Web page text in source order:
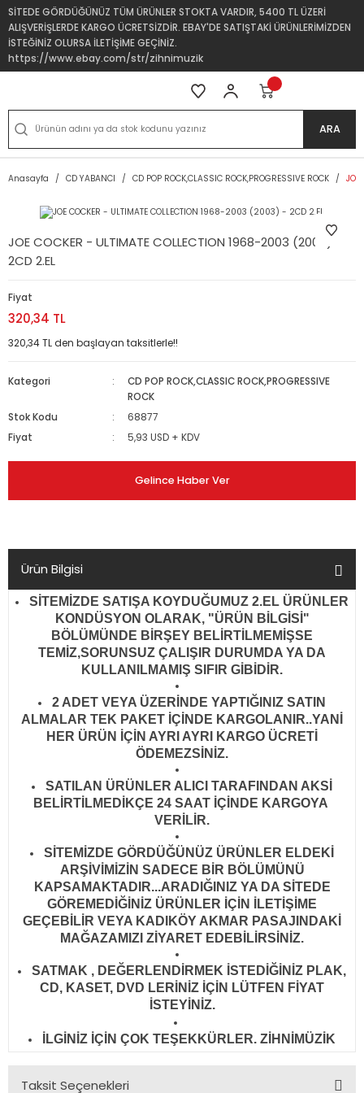
SİTEDE GÖRDÜĞÜNÜZ TÜM ÜRÜNLER STOKTA VARDIR, 5400 TL ÜZERİ
ALIŞVERİŞLERDE KARGO ÜCRETSİZDİR. EBAY'DE SATIŞTAKİ ÜRÜNLERİMİZDEN
İSTEĞİNİZ OLURSA İLETİŞİME GEÇİNİZ.
https://www.ebay.com/str/zihnimuzik
ARA
Anasayfa CD YABANCI CD POP ROCK,CLASSIC ROCK,PROGRESSIVE ROCK
JOE COCKER - ULTIMATE COLLECTION 1968-2003 (2003) -
2CD 2.EL
Fiyat
320,34 TL
320,34 TL den başlayan taksitlerle!!
Kategori
CD POP ROCK,CLASSIC ROCK,PROGRESSIVE
ROCK
Stok Kodu
68877
Fiyat
5,93 USD + KDV
Gelince Haber Ver
Ürün Bilgisi
SİTEMİZDE SATIŞA KOYDUĞUMUZ 2.EL ÜRÜNLER
KONDÜSYON OLARAK, "ÜRÜN BİLGİSİ"
BÖLÜMÜNDE BİRŞEY BELİRTİLMEMİŞSE
TEMİZ,SORUNSUZ ÇALIŞIR DURUMDA YA DA
KULLANILMAMIŞ SIFIR GİBİDİR.
2 ADET VEYA ÜZERİNDE YAPTIĞINIZ SATIN
ALMALAR TEK PAKET İÇİNDE KARGOLANIR..YANİ
HER ÜRÜN İÇİN AYRI AYRI KARGO ÜCRETİ
ÖDEMEZSİNİZ.
SATILAN ÜRÜNLER ALICI TARAFINDAN AKSİ
BELİRTİLMEDİKÇE 24 SAAT İÇİNDE KARGOYA
VERİLİR.
SİTEMİZDE GÖRDÜĞÜNÜZ ÜRÜNLER ELDEKİ
ARŞİVİMİZİN SADECE BİR BÖLÜMÜNÜ
KAPSAMAKTADIR...ARADIĞINIZ YA DA SİTEDE
GÖREMEDİĞİNİZ ÜRÜNLER İÇİN İLETİŞİME
GEÇEBİLİR VEYA KADIKÖY AKMAR PASAJINDAKİ
MAĞAZAMIZI ZİYARET EDEBİLİRSİNİZ.
SATMAK , DEĞERLENDİRMEK İSTEDİĞİNİZ PLAK,
CD, KASET, DVD LERİNİZ İÇİN LÜTFEN FİYAT
İSTEYİNİZ.
İLGİNİZ İÇİN ÇOK TEŞEKKÜRLER. ZİHNİMÜZİK
Taksit Seçenekleri